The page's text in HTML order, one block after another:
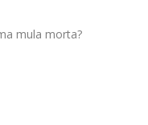
mula morta?